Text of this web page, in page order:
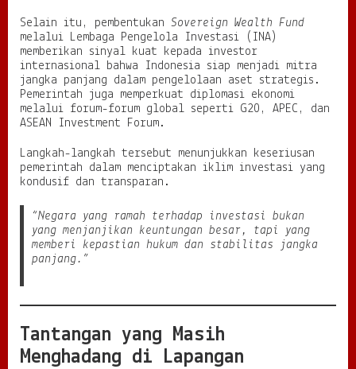
Selain itu, pembentukan Sovereign Wealth Fund
melalui Lembaga Pengelola Investasi (INA)
memberikan sinyal kuat kepada investor
internasional bahwa Indonesia siap menjadi mitra
jangka panjang dalam pengelolaan aset strategis.
Pemerintah juga memperkuat diplomasi ekonomi
melalui forum-forum global seperti G20, APEC, dan
ASEAN Investment Forum.
Langkah-langkah tersebut menunjukkan keseriusan
pemerintah dalam menciptakan iklim investasi yang
kondusif dan transparan.
“Negara yang ramah terhadap investasi bukan
yang menjanjikan keuntungan besar, tapi yang
memberi kepastian hukum dan stabilitas jangka
panjang.”
Tantangan yang Masih
Menghadang di Lapangan